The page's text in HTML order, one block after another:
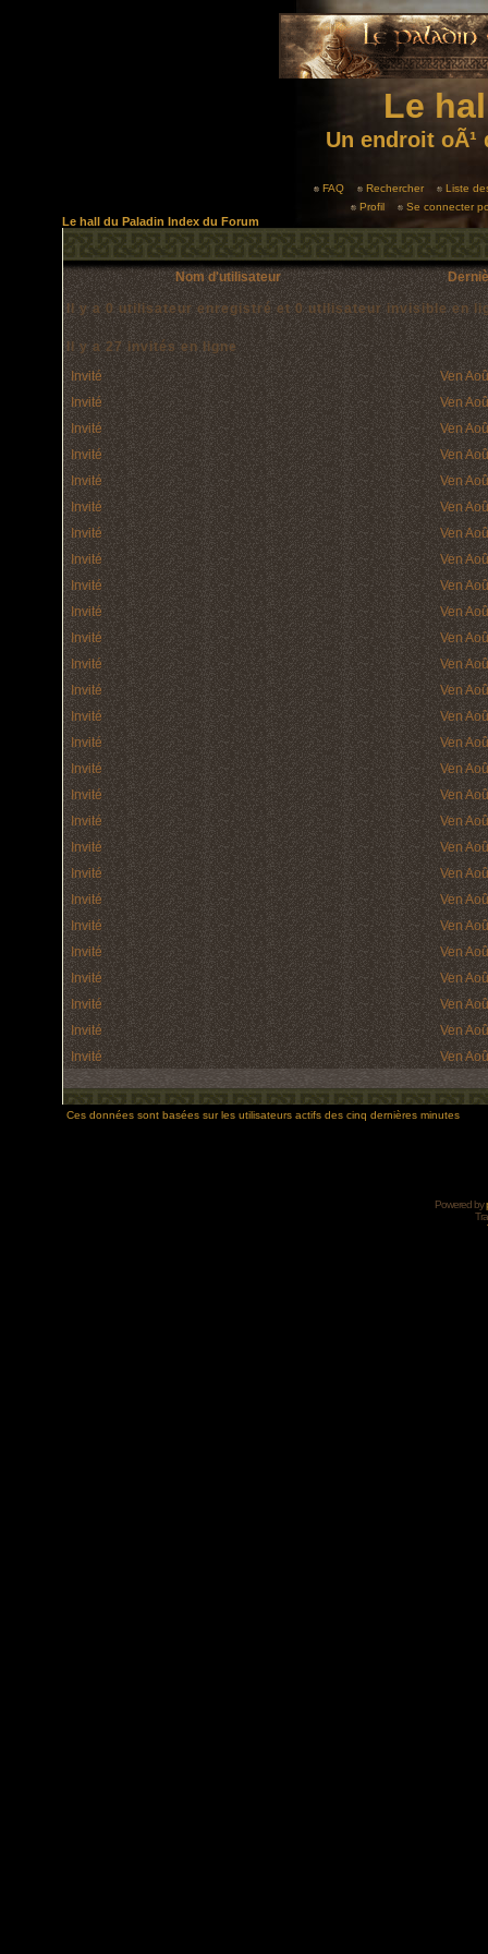
Le
Un endroit
FAQ Rechercher
Liste
Profil
Se connecter
Le hall du Paladin Index du Forum
Nom d'utilisateur
Il y a 0 utilisateur enregistré et 0 utilisateur invisible en
Il y a 27 invités en ligne
Invité
Ven
Invité
Ven
Invité
Ven
Invité
Ven
Invité
Ven
Invité
Ven
Invité
Ven
Invité
Ven
Invité
Ven
Invité
Ven
Invité
Ven
Invité
Ven
Invité
Ven
Invité
Ven
Invité
Ven
Invité
Ven
Invité
Ven
Invité
Ven
Invité
Ven
Invité
Ven
Invité
Ven
Invité
Ven
Invité
Ven
Invité
Ven
Invité
Ven
Invité
Ven
Invité
Ven
Ces données sont basées sur les utilisateurs actifs des cinq dernières minutes
Powered by